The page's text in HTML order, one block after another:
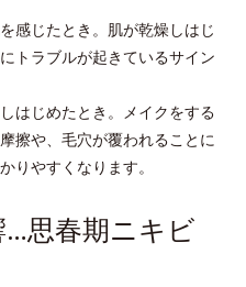
感じたとき。肌が乾燥しはじ
トラブルが起きているサイン
はじめたとき。メイクをする
擦や、毛穴が覆われることに
りやすくなります。
思春期ニキビ